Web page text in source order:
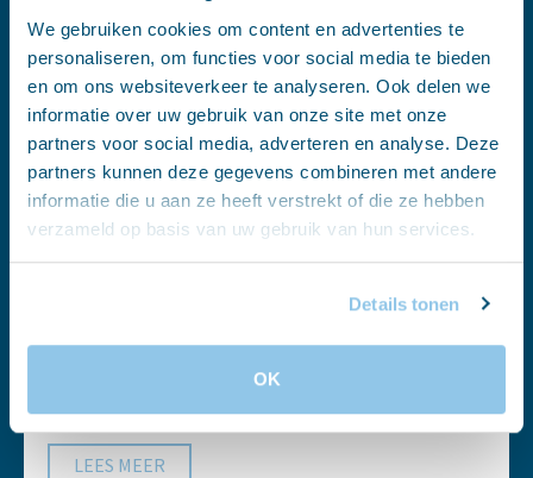
We gebruiken cookies om content en advertenties te
personaliseren, om functies voor social media te bieden
en om ons websiteverkeer te analyseren. Ook delen we
informatie over uw gebruik van onze site met onze
partners voor social media, adverteren en analyse. Deze
partners kunnen deze gegevens combineren met andere
informatie die u aan ze heeft verstrekt of die ze hebben
verzameld op basis van uw gebruik van hun services.
Details tonen
OK
Onze nazorg
Vaak horen we na de uitvaart zeggen ‘nu is alles achter
de rug’. Op een bepaalde manier is dat natuurlijk zo,
want met het afscheid nemen van uw dierbare is een
Asbestemmingen
LEES MEER